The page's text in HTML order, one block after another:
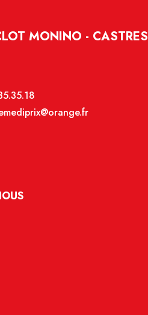
MONINO - CASTRES